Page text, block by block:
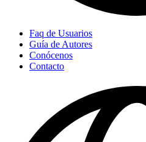
Faq de Usuarios
Guía de Autores
Conócenos
Contacto